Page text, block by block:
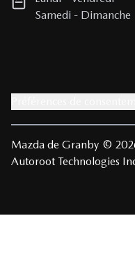
Samedi - Dimanche
Mazda de Granby ©
Autoroot Technologies